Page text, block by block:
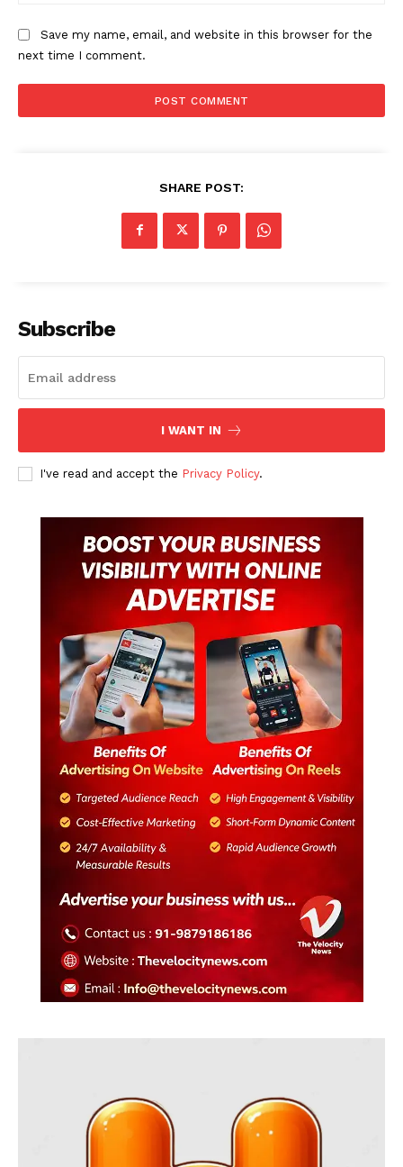
Save my name, email, and website in this browser for the
next time I comment.
SHARE POST:
Subscribe
I WANT IN
I've read and accept the Privacy Policy.